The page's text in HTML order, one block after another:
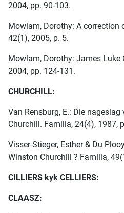
2004, pp. 90-103.
Mowlam, Dorothy: A correction
42(1), 2005, p. 5.
Mowlam, Dorothy: James Luke
2004, pp. 124-131.
CHURCHILL:
Van Rensburg, E.: Die
Churchill. Familia, 24(4), 1987,
Visser-Stieger, Esther & Du
Winston Churchill ? Familia,
CILLIERS kyk CELLIERS:
CLAASZ: